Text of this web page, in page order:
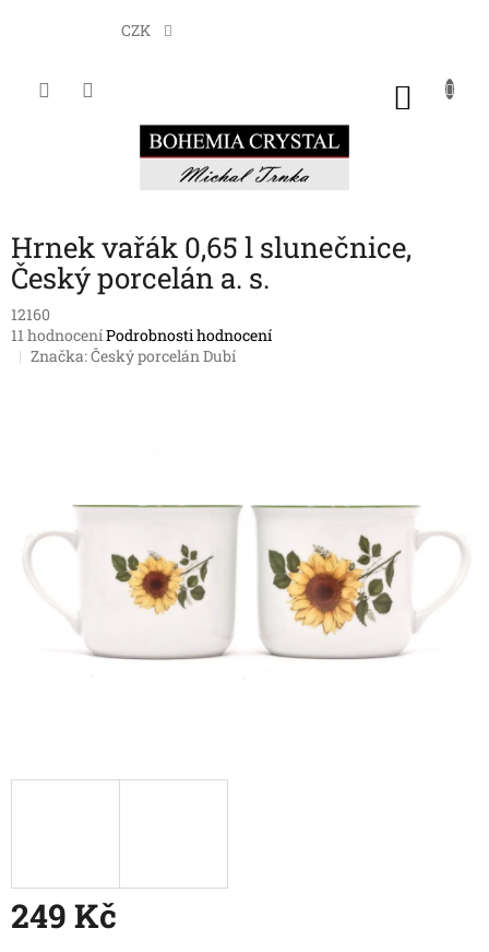
CZK
Hrnek vařák 0,65 l slunečnice,
Český porcelán a. s.
12160
Průměrné
hodnocení
11 hodnoceníPodrobnosti hodnocení
Značka:Český porcelán Dubí
249 Kč